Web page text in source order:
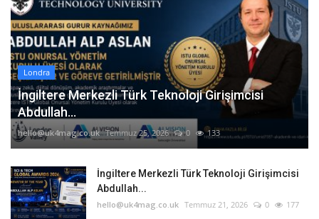
Londra
İngiltere Merkezli Türk Teknoloji Girişimcisi
Abdullah...
hello@uk4mag.co.uk Temmuz 25, 2026 0 133
İngiltere Merkezli Türk Teknoloji Girişimcisi
Abdullah...
hello@uk4mag.co.uk Temmuz 21, 2026 0 177